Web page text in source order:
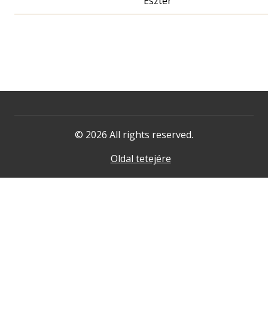
© 2026 All rights reserved.
Oldal tetejére